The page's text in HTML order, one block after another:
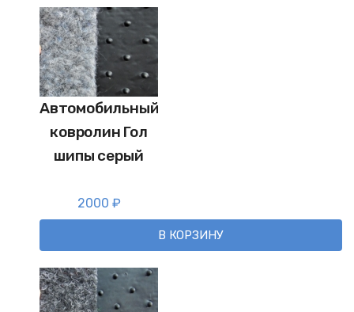
Автомобильный
ковролин Гол
шипы серый
2000 ₽
В КОРЗИНУ